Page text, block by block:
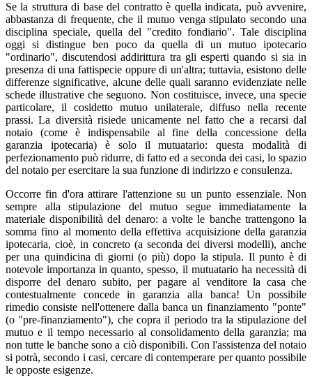
Se la struttura di base del contratto è quella indicata, può avvenire,
abbastanza di frequente, che il mutuo venga stipulato secondo una
disciplina speciale, quella del "credito fondiario". Tale disciplina
oggi si distingue ben poco da quella di un mutuo ipotecario
"ordinario", discutendosi addirittura tra gli esperti quando si sia in
presenza di una fattispecie oppure di un'altra; tuttavia, esistono delle
differenze significative, alcune delle quali saranno evidenziate nelle
schede illustrative che seguono. Non costituisce, invece, una specie
particolare, il cosidetto mutuo unilaterale, diffuso nella recente
prassi. La diversità risiede unicamente nel fatto che a recarsi dal
notaio (come è indispensabile al fine della concessione della
garanzia ipotecaria) è solo il mutuatario: questa modalità di
perfezionamento può ridurre, di fatto ed a seconda dei casi, lo spazio
del notaio per esercitare la sua funzione di indirizzo e consulenza.
Occorre fin d'ora attirare l'attenzione su un punto essenziale. Non
sempre alla stipulazione del mutuo segue immediatamente la
materiale disponibilità del denaro: a volte le banche trattengono la
somma fino al momento della effettiva acquisizione della garanzia
ipotecaria, cioè, in concreto (a seconda dei diversi modelli), anche
per una quindicina di giorni (o più) dopo la stipula. Il punto è di
notevole importanza in quanto, spesso, il mutuatario ha necessità di
disporre del denaro subito, per pagare al venditore la casa che
contestualmente concede in garanzia alla banca! Un possibile
rimedio consiste nell'ottenere dalla banca un finanziamento "ponte"
(o "pre-finanziamento"), che copra il periodo tra la stipulazione del
mutuo e il tempo necessario al consolidamento della garanzia; ma
non tutte le banche sono a ciò disponibili. Con l'assistenza del notaio
si potrà, secondo i casi, cercare di contemperare per quanto possibile
le opposte esigenze.